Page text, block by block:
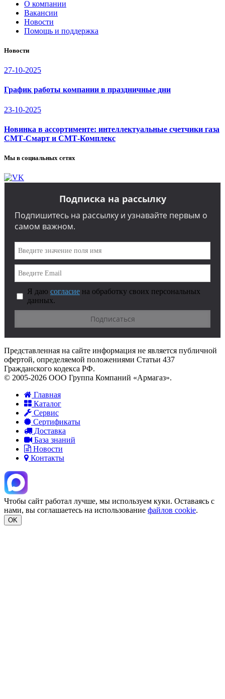
О компании
Вакансии
Новости
Помощь и поддержка
Новости
27-10-2025
График работы компании в праздничные дни
23-10-2025
Новинка в ассортименте: интеллектуальные счетчики газа
СМТ-Смарт и СМТ-Комплекс
Мы в социальных сетях
Подписка на рассылку
Подпишитесь на рассылку и узнавайте первым о
самом важном.
Я даю согласие на обработку своих персональных
данных.
Представленная на сайте информация не является публичной
офертой, определяемой положениями Статьи 437
Гражданского кодекса РФ.
© 2005-2026 ООО Группа Компаний «Армагаз».
Главная
Каталог
Сервис
Сертификаты
Доставка
База знаний
Новости
Контакты
Чтобы сайт работал лучше, мы используем куки. Оставаясь с
нами, вы соглашаетесь на использование файлов cookie.
OK